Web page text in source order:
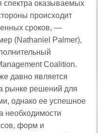
оказываемых
происходит
сроков, —
(Nathaniel Palmer),
Coalition.
давно является
рынке решений для
однако ее успешное
необходимости
форм и